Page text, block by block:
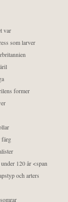
var
som larver
former
färg
120 år <span
och arters